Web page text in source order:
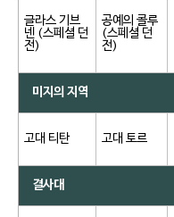
글라스 기브
넨 (스페셜 던
전)
공예의 콜루
(스페셜 던
전)
미지의 지역
고대 티탄 고대 토르
결사대